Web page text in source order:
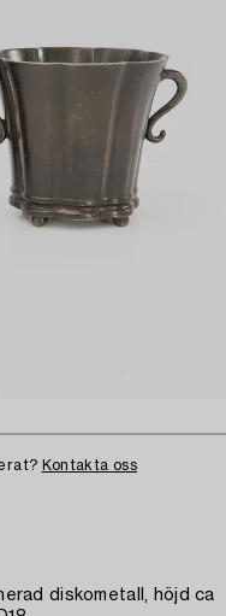
Kontakta oss
diskometall, höjd ca